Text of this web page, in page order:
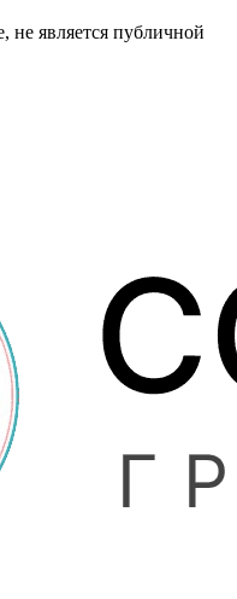
не является публичной